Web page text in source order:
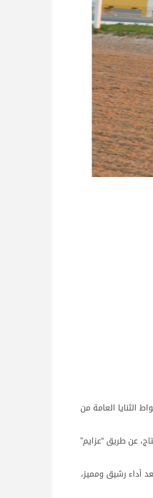
أشواط الثنايا العامة من
عن طريق “عزايم”
أداء رشيق ومميز،